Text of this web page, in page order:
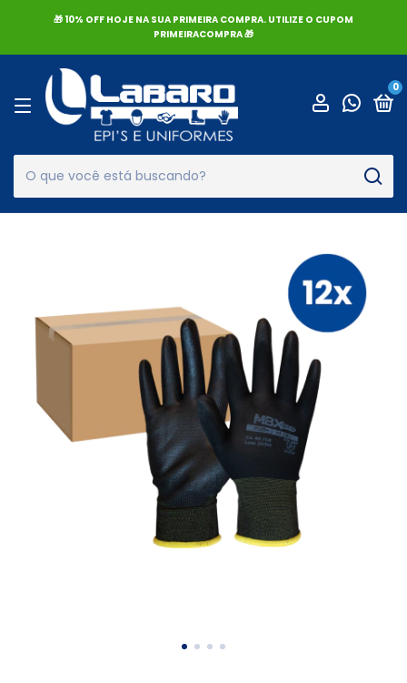
🎁 10% OFF HOJE NA SUA PRIMEIRA COMPRA. UTILIZE O CUPOM
PRIMEIRACOMPRA 🎁
0